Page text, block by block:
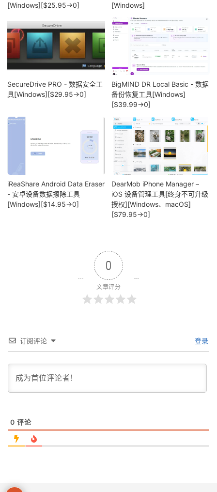
[Windows][$25.95→0]
[Windows]
SecureDrive PRO - 数据安全工
具[Windows][$29.95→0]
BigMIND DR Local Basic - 数据
备份恢复工具[Windows]
[$39.99→0]
iReaShare Android Data Eraser
- 安卓设备数据擦除工具
[Windows][$14.95→0]
DearMob iPhone Manager –
iOS 设备管理工具[终身不可升级
授权][Windows、macOS]
[$79.95→0]
0
文章评分
订阅评论 登录
0 评论